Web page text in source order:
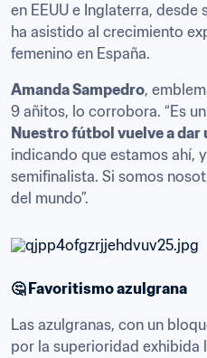
en EEUU e Inglaterra, desde
ha asistido al crecimiento
femenino en España.
Amanda Sampedro,
Nuestro fútbol vuelve a dar
indicando que estamos ahí,
semifinalista. Si somos
del mundo”.
🤔 Favoritismo azulgrana
Las azulgranas, con un
por la superioridad exhibida